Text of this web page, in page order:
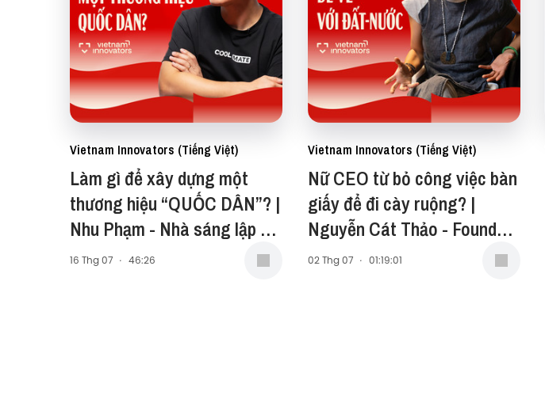
Vietnam Innovators (Tiếng Việt)
Làm gì để xây dựng một
thương hiệu “QUỐC DÂN”? |
Nhu Phạm - Nhà sáng lập &
CEO Coolmate | EP 119
16 Thg 07 · 46:26
Vietnam Innovators (Tiếng Việt)
Nữ CEO từ bỏ công việc bàn
giấy để đi cày ruộng? |
Nguyễn Cát Thảo - Founder,
Earth Water Farm | EP 118
02 Thg 07 · 01:19:01